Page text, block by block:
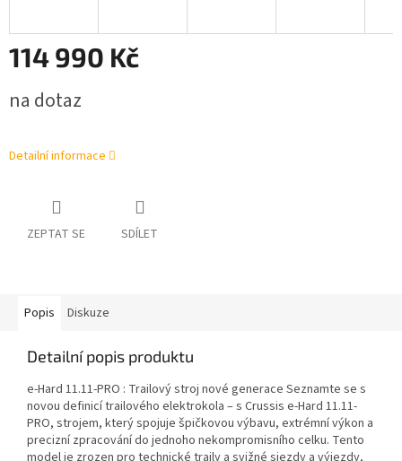
114 990 Kč
cena:
na dotaz
Detailní informace
ZEPTAT SE SDÍLET
Popis Diskuze
Detailní popis produktu
e-Hard 11.11-PRO : Trailový stroj nové generace Seznamte se s
novou definicí trailového elektrokola – s Crussis e-Hard 11.11-
PRO, strojem, který spojuje špičkovou výbavu, extrémní výkon a
precizní zpracování do jednoho nekompromisního celku. Tento